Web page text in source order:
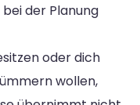
der Planung
oder dich
wollen,